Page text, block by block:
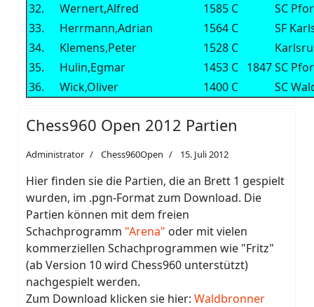
32.
Wernert,Alfred 1585 C
SC
33.
Herrmann,Adrian 1564 C
SF
34.
Klemens,Peter 1528 C
35.
Hulin,Egmar 1453 C 1847SC
36.
Wick,Oliver 1400 C SC
Chess960 Open 2012 Partien
Administrator Chess960Open 15. Juli 2012
Hier finden sie die Partien, die an Brett 1 gespielt
wurden, im .pgn-Format zum Download. Die
Partien können mit dem freien
Schachprogramm "Arena" oder mit vielen
kommerziellen Schachprogrammen wie "Fritz"
(ab Version 10 wird Chess960 unterstützt)
nachgespielt werden.
Zum Download klicken sie hier:Waldbronner